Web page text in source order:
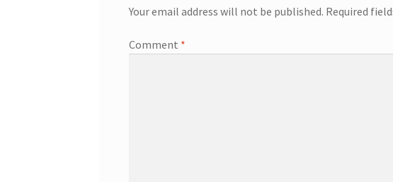
Your email address will not be published. Required
Comment *